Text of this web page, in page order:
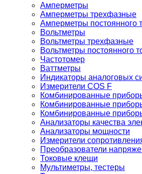
Амперметры
Амперметры трехфазные
Амперметры постоянного
Вольтметры
Вольтметры трехфазные
Вольтметры постоянного
Частотомер
Ваттметры
Индикаторы аналоговых
Измерители COS F
Комбинированные
Комбинированные
Комбинированные
Анализаторы качества
Анализаторы мощности
Измерители
Преобразователи
Токовые клещи
Мультиметры, тестеры